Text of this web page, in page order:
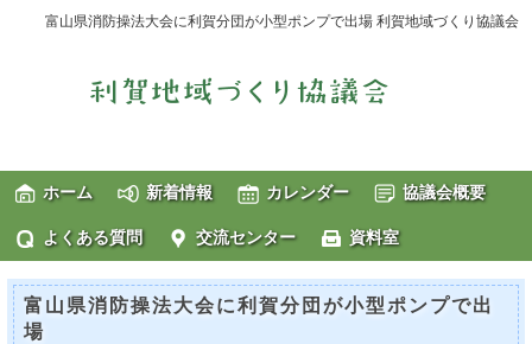
富山県消防操法大会に利賀分団が小型ポンプで出場 利賀地域づくり協議会
ホーム 新着情報 カレンダー 協議会概要
よくある質問 交流センター 資料室
富山県消防操法大会に利賀分団が小型ポンプで出
場